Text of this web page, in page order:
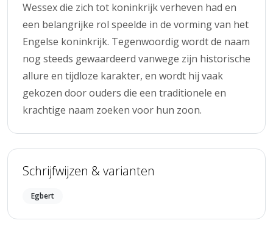
Wessex die zich tot koninkrijk verheven had en
een belangrijke rol speelde in de vorming van het
Engelse koninkrijk. Tegenwoordig wordt de naam
nog steeds gewaardeerd vanwege zijn historische
allure en tijdloze karakter, en wordt hij vaak
gekozen door ouders die een traditionele en
krachtige naam zoeken voor hun zoon.
Schrijfwijzen & varianten
Egbert